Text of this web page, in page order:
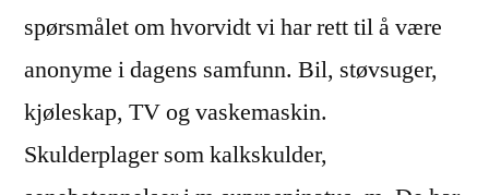
spørsmålet om hvorvidt vi har rett til å være
anonyme i dagens samfunn. Bil, støvsuger,
kjøleskap, TV og vaskemaskin.
Skulderplager som kalkskulder,